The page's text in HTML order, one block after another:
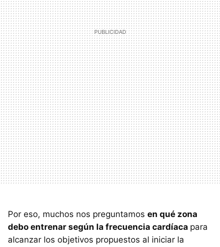
Por eso, muchos nos preguntamos en qué zona
debo entrenar según la frecuencia cardíaca para
alcanzar los objetivos propuestos al iniciar la